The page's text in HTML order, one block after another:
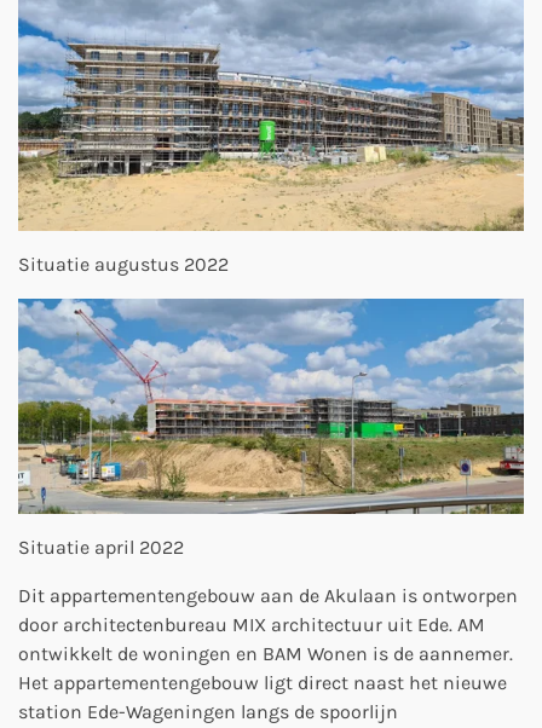
Situatie augustus 2022
Situatie april 2022
Dit appartementengebouw aan de Akulaan is ontworpen
door architectenbureau MIX architectuur uit Ede. AM
ontwikkelt de woningen en BAM Wonen is de aannemer.
Het appartementengebouw ligt direct naast het nieuwe
station Ede-Wageningen langs de spoorlijn